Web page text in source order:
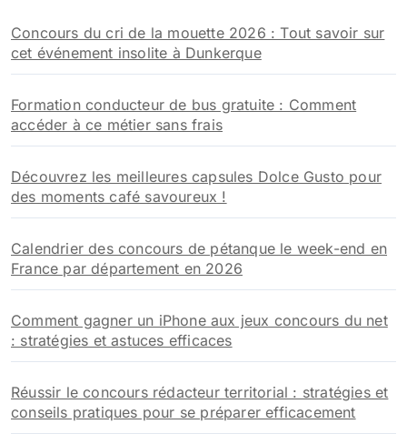
c
h
e
:
Concours du cri de la mouette 2026 : Tout savoir sur
cet événement insolite à Dunkerque
Formation conducteur de bus gratuite : Comment
accéder à ce métier sans frais
Découvrez les meilleures capsules Dolce Gusto pour
des moments café savoureux !
Calendrier des concours de pétanque le week-end en
France par département en 2026
Comment gagner un iPhone aux jeux concours du net
: stratégies et astuces efficaces
Réussir le concours rédacteur territorial : stratégies et
conseils pratiques pour se préparer efficacement